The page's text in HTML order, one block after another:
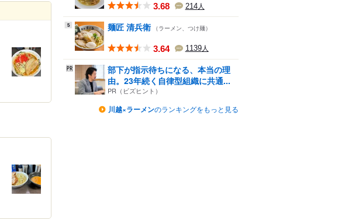
3.68 214人
5 麺匠 清兵衛 （ラーメン、つけ麺）
3.64 1139人
部下が指示待ちになる、本当の理
由。23年続く自律型組織に共通...
PR（ビズヒント）
川越×ラーメンのランキングをもっと見る